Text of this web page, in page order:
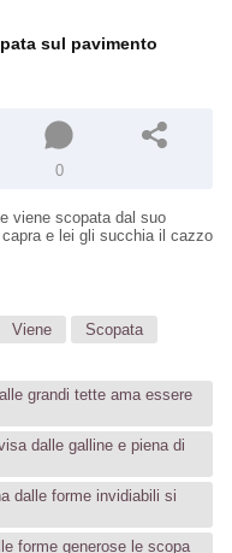
sul pavimento
0
viene scopata dal suo
e lei gli succhia il cazzo
Viene
Scopata
grandi tette ama essere
dalle galline e piena di
dalle forme invidiabili si
forme generose le scopa